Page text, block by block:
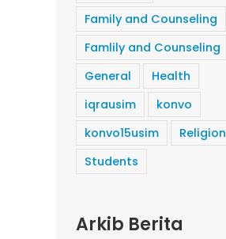
Family and Counseling
Famlily and Counseling
General
Health
iqrausim
konvo
konvo15usim
Religion
Students
Arkib Berita